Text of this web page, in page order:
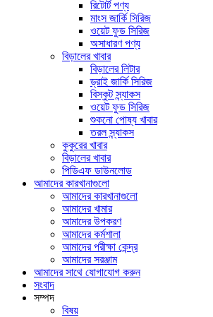
রিটোর্ট পণ্য
মাংস জার্কি সিরিজ
ওয়েট ফুড সিরিজ
অসাধারণ পণ্য
বিড়ালের খাবার
বিড়ালের লিটার
ড্রাই জার্কি সিরিজ
বিস্কুট স্ন্যাকস
ওয়েট ফুড সিরিজ
শুকনো পোষ্য খাবার
তরল স্ন্যাকস
কুকুরের খাবার
বিড়ালের খাবার
পিডিএফ ডাউনলোড
আমাদের কারখানাগুলো
আমাদের কারখানাগুলো
আমাদের খামার
আমাদের উপকরণ
আমাদের কর্মশালা
আমাদের পরীক্ষা কেন্দ্র
আমাদের সরঞ্জাম
আমাদের সাথে যোগাযোগ করুন
সংবাদ
সম্পদ
বিষয়